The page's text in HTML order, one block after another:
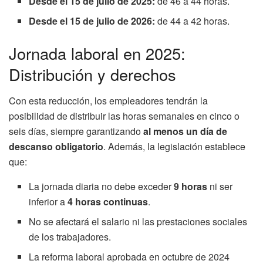
Desde el 15 de julio de 2026: de 44 a 42 horas.
Jornada laboral en 2025:
Distribución y derechos
Con esta reducción, los empleadores tendrán la
posibilidad de distribuir las horas semanales en cinco o
seis días, siempre garantizandoal menos un día de
descanso obligatorio. Además, la legislación establece
que:
La jornada diaria no debe exceder9 horas ni ser
inferior a4 horas continuas.
No se afectará el salario ni las prestaciones sociales
de los trabajadores.
La reforma laboral aprobada en octubre de 2024